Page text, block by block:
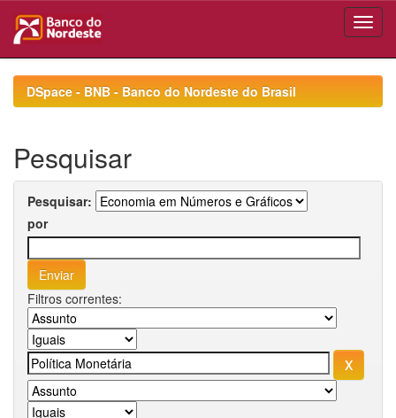
navigationDSpace - BNB - Banco do Nordeste do Brasil
Pesquisar
Pesquisar:
por
Filtros correntes: